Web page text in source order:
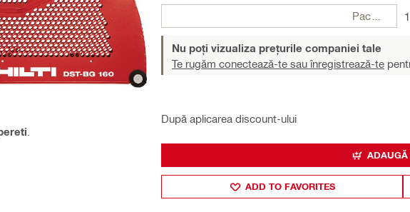
1
Nu poți vizualiza prețurile companiei tale
Te rugăm conectează-te sau înregistrează-te
După aplicarea discount-ului
ADD TO FAVORITES